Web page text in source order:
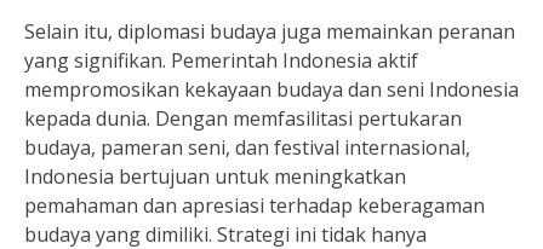
Selain itu, diplomasi budaya juga memainkan peranan
yang signifikan. Pemerintah Indonesia aktif
mempromosikan kekayaan budaya dan seni Indonesia
kepada dunia. Dengan memfasilitasi pertukaran
budaya, pameran seni, dan festival internasional,
Indonesia bertujuan untuk meningkatkan
pemahaman dan apresiasi terhadap keberagaman
budaya yang dimiliki. Strategi ini tidak hanya